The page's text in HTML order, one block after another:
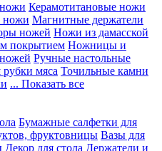
Керамотитановые ножи
ножи Магнитные держатели
ножей Ножи из дамасской
покрытием Ножницы и
Ручные настольные
мяса Точильные камни
... Показать все
Бумажные салфетки для
фруктовницы Вазы для
Декор для стола Держатели и